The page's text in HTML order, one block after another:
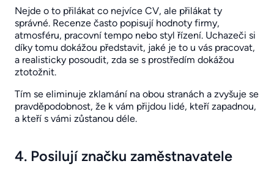
Nejde o to přilákat co nejvíce CV, ale přilákat ty
správné. Recenze často popisují hodnoty firmy,
atmosféru, pracovní tempo nebo styl řízení. Uchazeči si
díky tomu dokážou představit, jaké je to u vás pracovat,
a realisticky posoudit, zda se s prostředím dokážou
ztotožnit.
Tím se eliminuje zklamání na obou stranách a zvyšuje se
pravděpodobnost, že k vám přijdou lidé, kteří zapadnou,
a kteří s vámi zůstanou déle.
4. Posilují značku zaměstnavatele